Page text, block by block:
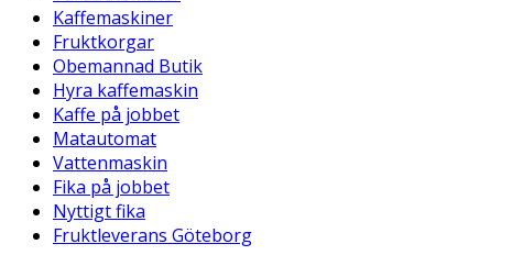
Kaffemaskiner
Fruktkorgar
Obemannad Butik
Hyra kaffemaskin
Kaffe på jobbet
Matautomat
Vattenmaskin
Fika på jobbet
Nyttigt fika
Fruktleverans Göteborg